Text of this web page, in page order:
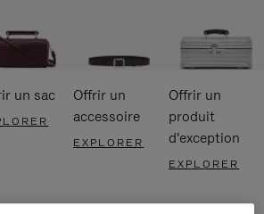
un sac
Offrir un
accessoire
EXPLORER
Offrir un
produit
d'exception
EXPLORER